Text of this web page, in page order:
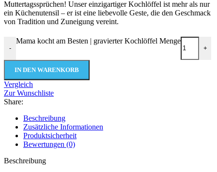
Muttertagssprüchen! Unser einzigartiger Kochlöffel ist mehr als nur
ein Küchenutensil – er ist eine liebevolle Geste, die den Geschmack
von Tradition und Zuneigung vereint.
-
Mama kocht am Besten | gravierter Kochlöffel Menge
+
IN DEN WARENKORB
Vergleich
Zur Wunschliste
Share:
Beschreibung
Zusätzliche Informationen
Produktsicherheit
Bewertungen (0)
Beschreibung